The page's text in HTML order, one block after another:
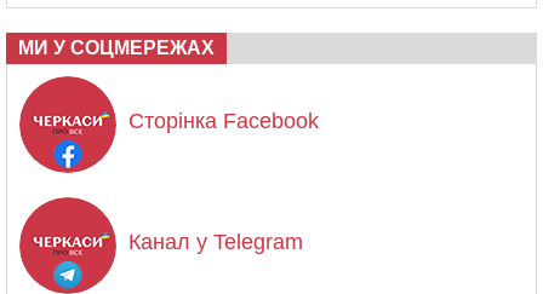
МИ У СОЦМЕРЕЖАХ
Сторінка Facebook
Канал у Telegram